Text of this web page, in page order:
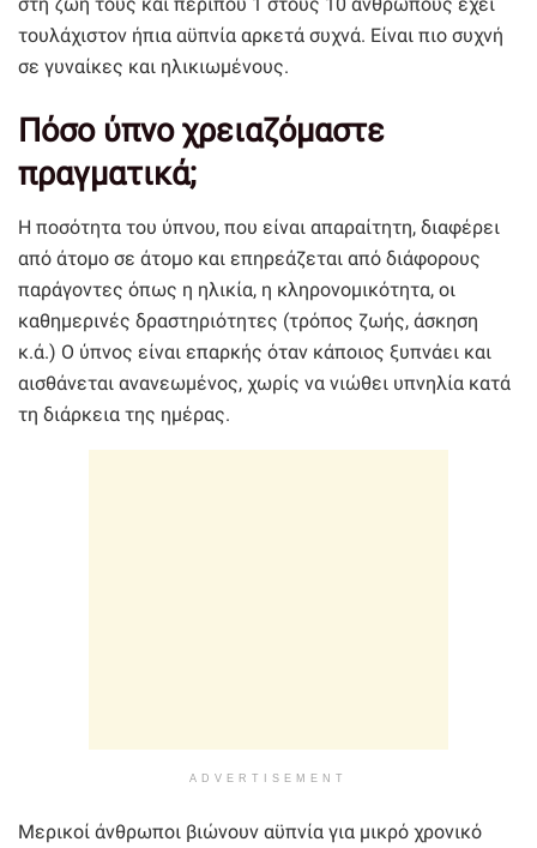
τουλάχιστον ήπια αϋπνία αρκετά συχνά. Είναι πιο συχνή
σε γυναίκες και ηλικιωμένους.
Πόσο ύπνο χρειαζόμαστε
πραγματικά;
Η ποσότητα του ύπνου, που είναι απαραίτητη, διαφέρει
από άτομο σε άτομο και επηρεάζεται από διάφορους
παράγοντες όπως η ηλικία, η κληρονομικότητα, οι
καθημερινές δραστηριότητες (τρόπος ζωής, άσκηση
κ.ά.) Ο ύπνος είναι επαρκής όταν κάποιος ξυπνάει και
αισθάνεται ανανεωμένος, χωρίς να νιώθει υπνηλία κατά
τη διάρκεια της ημέρας.
ADVERTISEMENT
Μερικοί άνθρωποι βιώνουν αϋπνία για μικρό χρονικό